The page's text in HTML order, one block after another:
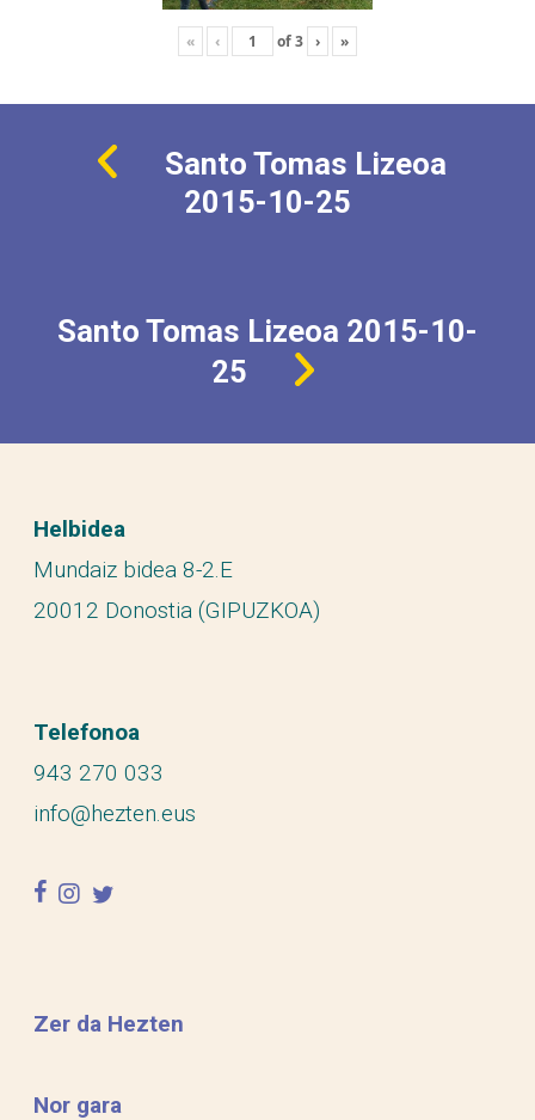
« ‹ of3 › »
Santo Tomas Lizeoa
2015-10-25
Santo Tomas Lizeoa 2015-10-
25
Helbidea
Mundaiz bidea 8-2.E
20012 Donostia (GIPUZKOA)
Telefonoa
943 270 033
info@hezten.eus
facebook
instagram
twitter
Zer da Hezten
Nor gara